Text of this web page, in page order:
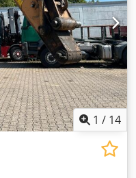
1 / 14